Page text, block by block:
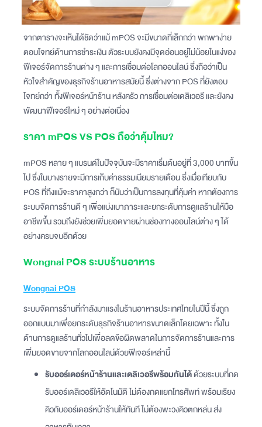
จากตารางจะเห็นได้ชัดว่าแม้ mPOS จะมีขนาดที่เล็กกว่า พกพาง่าย
ตอบโจทย์ด้านการชำระเงิน ตัวระบบยังคงมีจุดอ่อนอยู่ไม่น้อยในแง่ของ
ฟีเจอร์จัดการร้านต่าง ๆ และการเชื่อมต่อโลกออนไลน์ ซึ่งถือว่าเป็น
หัวใจสำคัญของธุรกิจร้านอาหารสมัยนี้ ซึ่งต่างจาก POS ที่ยังตอบ
โจทย์กว่า ทั้งฟีเจอร์หน้าร้าน หลังครัว การเชื่อมต่อเดลิเวอรี และยังคง
พัฒนาฟีเจอร์ใหม่ ๆ อย่างต่อเนื่อง
ราคา mPOS VS POS ถือว่าคุ้มไหม?
mPOS หลาย ๆ แบรนด์ในปัจจุบันจะมีราคาเริ่มต้นอยู่ที่ 3,000 บาทขึ้น
ไป ซึ่งในบางรายจะมีการเก็บค่าธรรมเนียมรายเดือน ซึ่งเมื่อเทียบกับ
POS ที่ถึงแม้จะราคาสูงกว่า ก็นับว่าเป็นการลงทุนที่คุ้มค่า หากต้องการ
ระบบจัดการร้านดี ๆ เพื่อแบ่งเบาภาระและยกระดับการดูแลร้านให้มือ
อาชีพขึ้น รวมถึงยังช่วยเพิ่มยอดขายผ่านช่องทางออนไลน์ต่าง ๆ ได้
อย่างครบจบอีกด้วย
Wongnai POS ระบบร้านอาหาร
Wongnai POS
ระบบจัดการร้านที่กำลังมาแรงในร้านอาหารประเทศไทยในปีนี้ ซึ่งถูก
ออกแบบมาเพื่อยกระดับธุรกิจร้านอาหารขนาดเล็กโดยเฉพาะ ทั้งใน
ด้านการดูแลร้านทั่วไปเพื่อลดข้อผิดพลาดในการจัดการร้านและการ
เพิ่มยอดขายจากโลกออนไลน์ด้วยฟีเจอร์เหล่านี้
รับออร์เดอร์หน้าร้านและเดลิเวอรีพร้อมกันได้ด้วยระบบที่กด
รับออร์เดลิเวอรีให้อัตโนมัติ ไม่ต้องกดแยกโทรศัพท์​ พร้อมเรียง
คิวกับออร์เดอร์หน้าร้านให้ทันที ไม่ต้องพะวงคิวตกหล่น ส่ง